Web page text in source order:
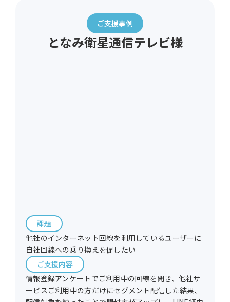
ご支援事例
となみ衛星通信テレビ様
課題
他社のインターネット回線を利用しているユーザーに
自社回線への乗り換えを促したい
ご支援内容
情報登録アンケートでご利用中の回線を聞き、他社サ
ービスご利用中の方だけにセグメント配信した結果、